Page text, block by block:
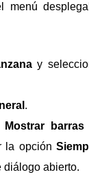
menú
y
.
Mostrar
la opción
diálogo abierto.